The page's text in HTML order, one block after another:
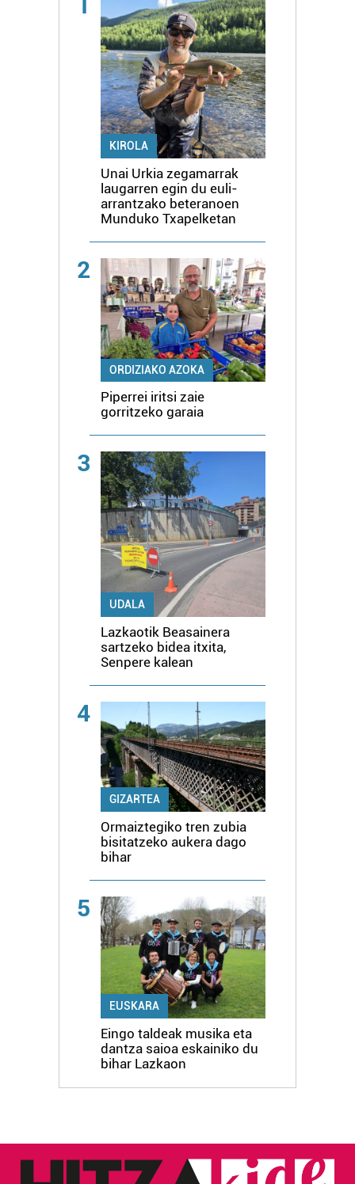
KIROLA
Unai Urkia zegamarrak
laugarren egin du euli-
arrantzako beteranoen
Munduko Txapelketan
2
ORDIZIAKO AZOKA
Piperrei iritsi zaie
gorritzeko garaia
3
UDALA
Lazkaotik Beasainera
sartzeko bidea itxita,
Senpere kalean
4
GIZARTEA
Ormaiztegiko tren zubia
bisitatzeko aukera dago
bihar
5
EUSKARA
Eingo taldeak musika eta
dantza saioa eskainiko du
bihar Lazkaon